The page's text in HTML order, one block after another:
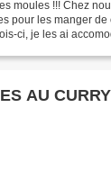
moules !!! Chez
pour les manger de
ci, je les ai
AU